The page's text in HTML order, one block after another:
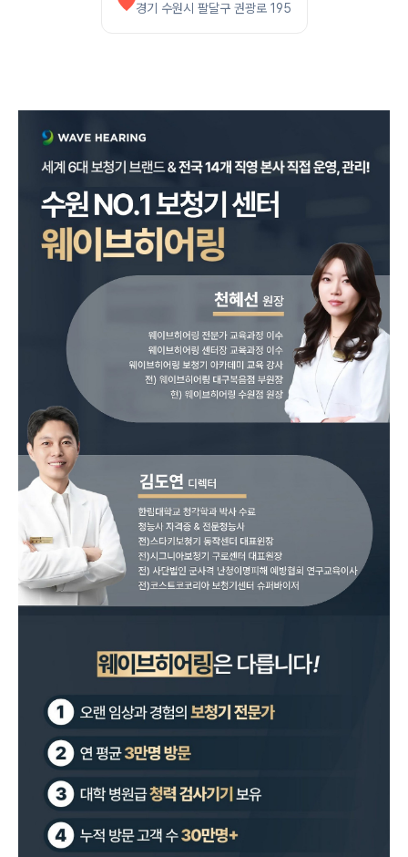
경기 수원시 팔달구 권광로 195